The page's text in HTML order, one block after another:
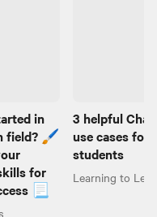
in
field? 🖌️
for
📃
3 helpful
use cases for
students
Learning to